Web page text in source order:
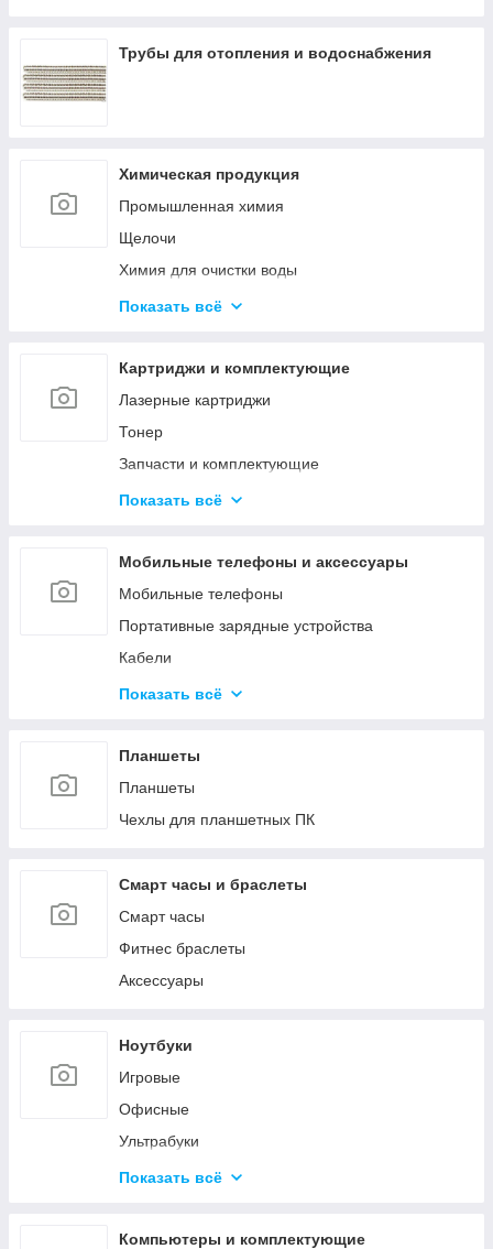
Низковольтное оборудование
Трубы для отопления и водоснабжения
Химическая продукция
Промышленная химия
Щелочи
Химия для очистки воды
Материалы для бурения и эксплуатации
Гипохлориты
Материалы для производства газобетона и
пенобетона
Ёмкости
Показать всё
Картриджи и комплектующие
Лазерные картриджи
Тонер
Запчасти и комплектующие
Средства для обслуживания КМА
Показать всё
Мобильные телефоны и аксессуары
Мобильные телефоны
Портативные зарядные устройства
Кабели
Зарядные устройства
Чехлы
Прочее
Показать всё
Планшеты
Планшеты
Чехлы для планшетных ПК
Смарт часы и браслеты
Смарт часы
Фитнес браслеты
Аксессуары
Ноутбуки
Игровые
Офисные
Ультрабуки
Для дизайна и творчества
Аксессуары для ноутбуков
Показать всё
Компьютеры и комплектующие